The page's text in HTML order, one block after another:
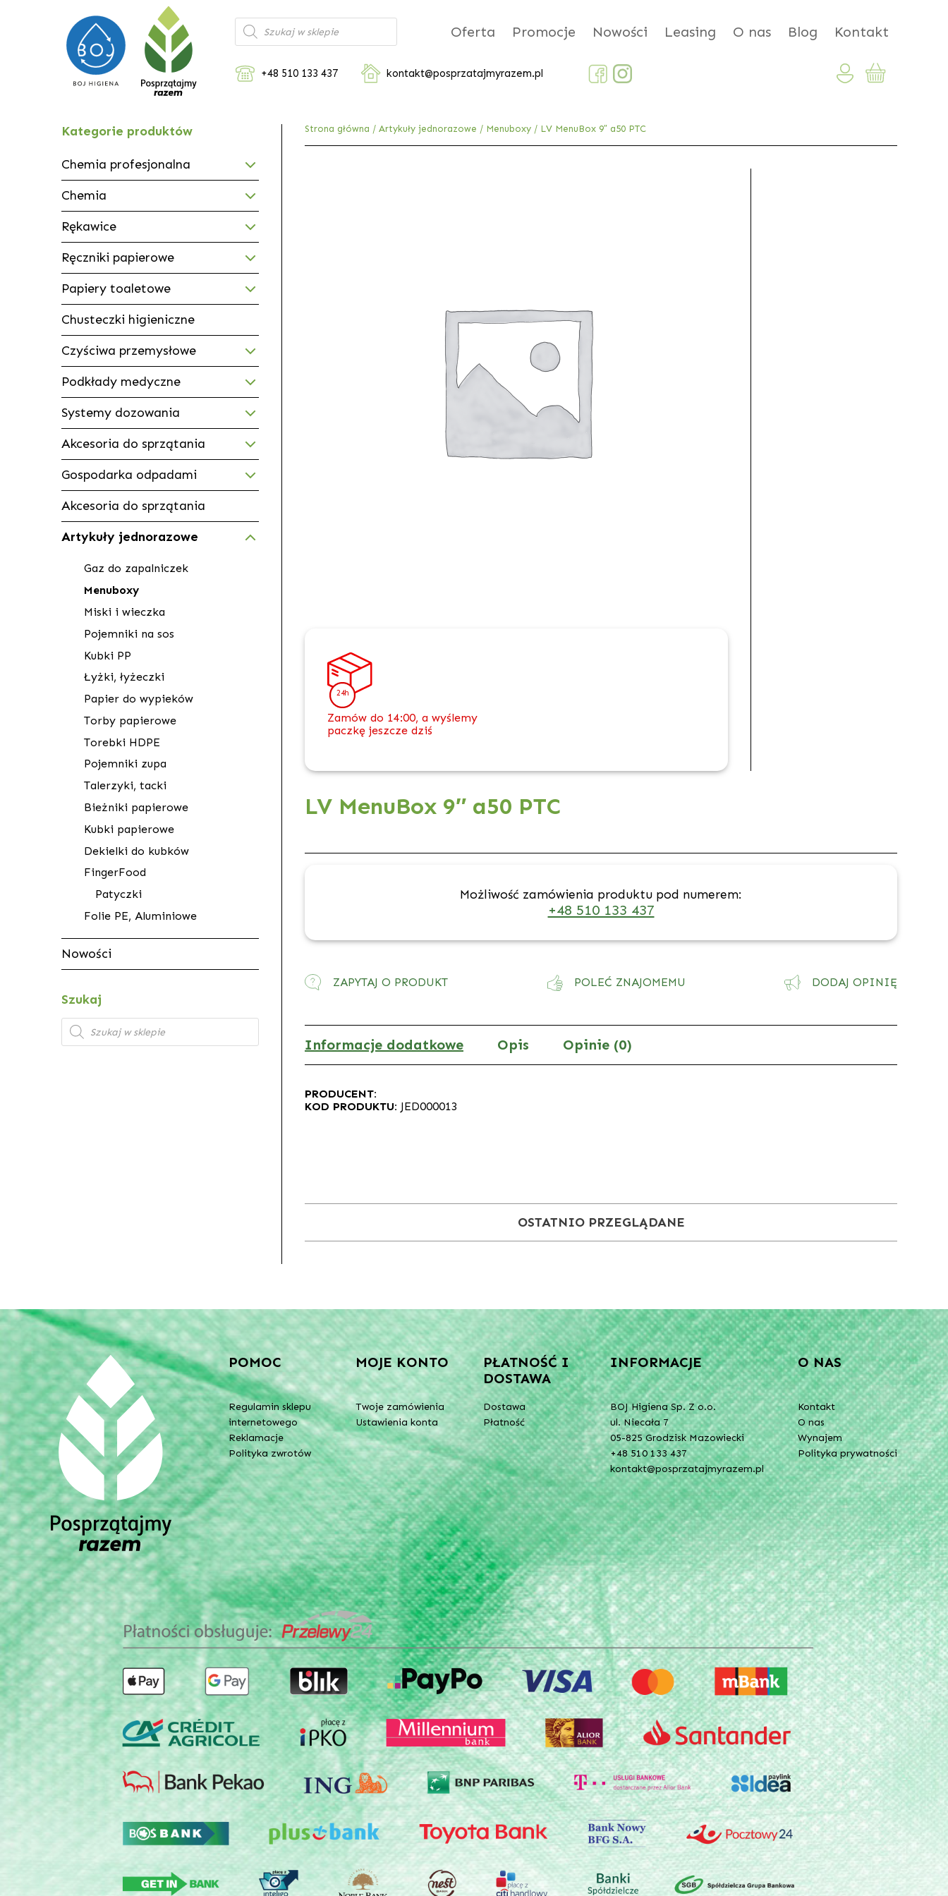
Wyszukiwarka
produktów
Oferta Promocje Nowości Leasing O nas Blog Kontakt
+48 510 133 437 kontakt@posprzatajmyrazem.pl
Strona główna / Artykuły jednorazowe / Menuboxy / LV MenuBox 9″ a50 PTC
24h
Zamów do 14:00, a wyślemy
paczkę jeszcze dziś
LV MenuBox 9″ a50 PTC
Możliwość zamówienia produktu pod numerem:
+48 510 133 437
ZAPYTAJ O PRODUKT POLEĆ ZNAJOMEMU DODAJ OPINIĘ
Informacje dodatkowe Opis Opinie (0)
PRODUCENT:
KOD PRODUKTU: JED000013
OSTATNIO PRZEGLĄDANE
Kategorie produktów
Chemia profesjonalna
Chemia
Rękawice
Ręczniki papierowe
Papiery toaletowe
Chusteczki higieniczne
Czyściwa przemysłowe
Podkłady medyczne
Systemy dozowania
Akcesoria do sprzątania
Gospodarka odpadami
Akcesoria do sprzątania
Artykuły jednorazowe
Gaz do zapalniczek
Menuboxy
Miski i wieczka
Pojemniki na sos
Kubki PP
Łyżki, łyżeczki
Papier do wypieków
Torby papierowe
Torebki HDPE
Pojemniki zupa
Talerzyki, tacki
Bieżniki papierowe
Kubki papierowe
Dekielki do kubków
FingerFood
Patyczki
Folie PE, Aluminiowe
Nowości
Szukaj
Wyszukiwarka
produktów
POMOC
Regulamin sklepu
internetowego
Reklamacje
Polityka zwrotów
MOJE KONTO
Twoje zamówienia
Ustawienia konta
PŁATNOŚĆ I
DOSTAWA
Dostawa
Płatność
INFORMACJE
BOJ Higiena Sp. Z o.o.
ul. Niecała 7
05-825 Grodzisk Mazowiecki
+48 510 133 437
kontakt@posprzatajmyrazem.pl
O NAS
Kontakt
O nas
Wynajem
Polityka prywatności